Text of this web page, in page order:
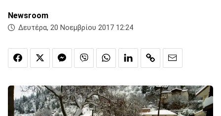
Newsroom
Δευτέρα, 20 Νοεμβρίου 2017 12:24